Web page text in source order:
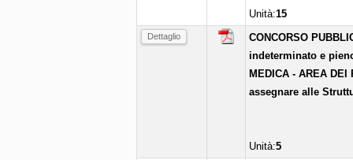
Unità:15
Dettaglio
CONCORSO
indeterminato e
MEDICA - AREA
assegnare alle
Unità:5